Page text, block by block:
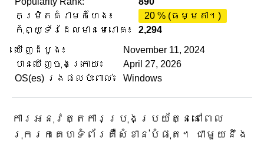
កម្រិតគំរាមកំហែង៖
20 % (ធម្មតា។)
កុំព្យូទ័រដែលមានមេរោគ៖
2,294
ឃើញដំបូង៖
November 11, 2024
បានឃើញចុងក្រោយ៖
April 27, 2026
OS(es) រងផលប៉ះពាល់៖
Windows
ការអនុវត្តការប្រុងប្រយ័ត្ននៅពេល
រុករកគេហទំព័រគឺសំខាន់បំផុត។ ជាមួយនឹង